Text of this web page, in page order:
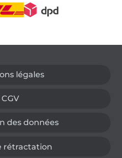
légales
CGV
des données
rétractation